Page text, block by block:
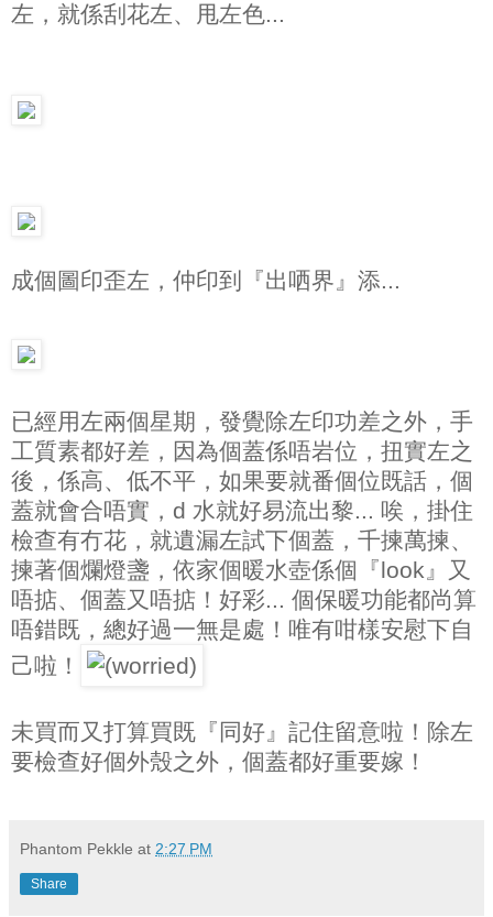
左，就係刮花左、甩左色...
成個圖印歪左，仲印到『出哂界』添...
已經用左兩個星期，發覺除左印功差之外，手
工質素都好差，因為個蓋係唔岩位，扭實左之
後，係高、低不平，如果要就番個位既話，個
蓋就會合唔實，d 水就好易流出黎... 唉，掛住
檢查有冇花，就遺漏左試下個蓋，千揀萬揀、
揀著個爛燈盞，依家個暖水壺係個『look』又
唔掂、個蓋又唔掂！好彩... 個保暖功能都尚算
唔錯既，總好過一無是處！唯有咁樣安慰下自
己啦！
未買而又打算買既『同好』記住留意啦！除左
要檢查好個外殼之外，個蓋都好重要嫁！
Phantom Pekkle at 2:27 PM
Share